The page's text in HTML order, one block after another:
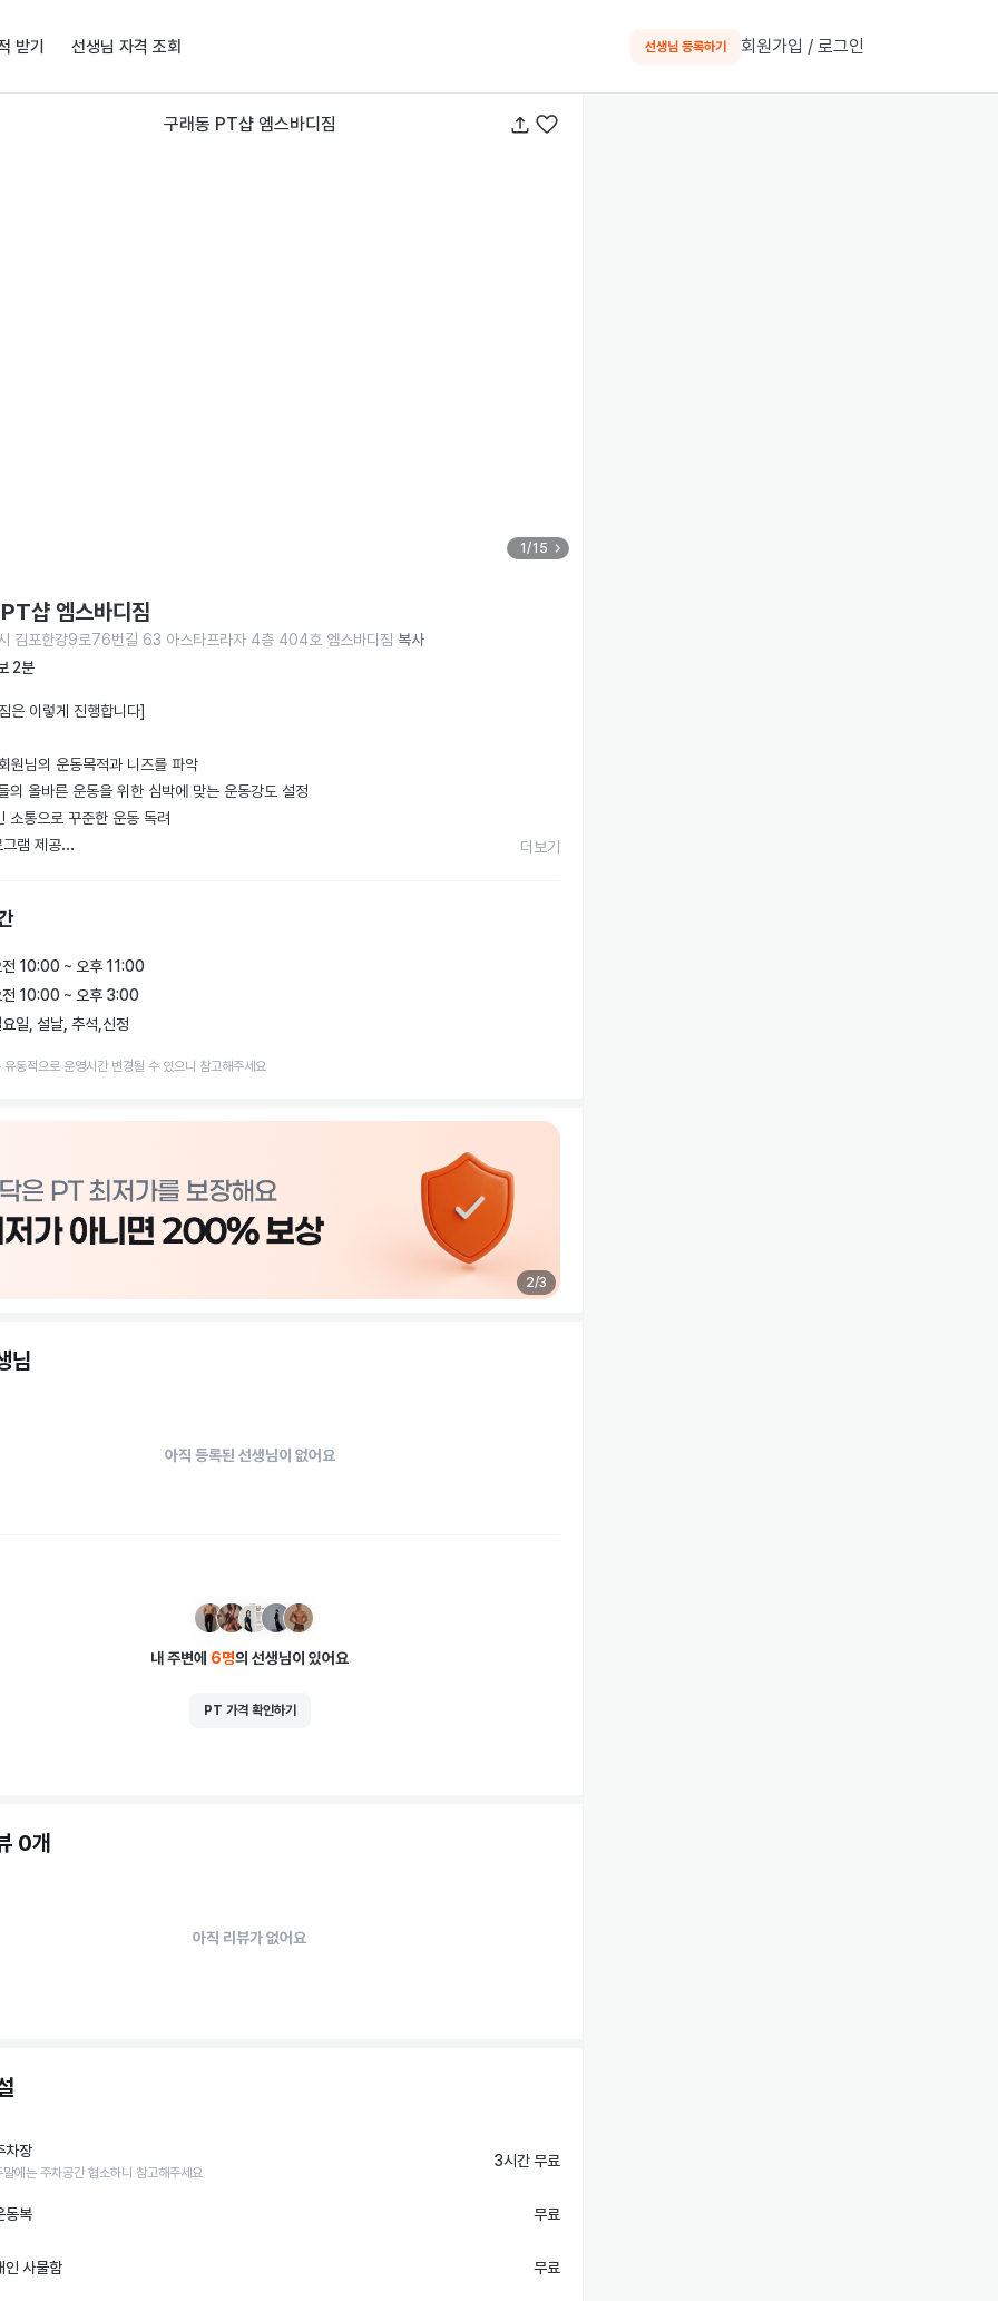
받기 선생님 자격 조회 선생님 등록하기 회원가입 / 로그인
구래동 PT샵 엠스바디짐
1/15
샵 엠스바디짐
김포한강9로76번길 63 아스타프라자 4층 404호 엠스바디짐 복사
2분
은 이렇게 진행합니다]
원님의 운동목적과 니즈를 파악
의 올바른 운동을 위한 심박에 맞는 운동강도 설정
소통으로 꾸준한 운동 독려
램 제공
를 통해 운동영상 제공
건으로
트레이닝 하는
문 엠스바디짐 피티 스튜디오 입니다.
칭에서 끝나는 것이 아닌,
습관을 바꿔드리고
어 갈 수 있도록 도와드립니다.
더보기
전 10:00 ~ 오후 11:00
전 10:00 ~ 오후 3:00
일, 설날, 추석,신정
유동적으로 운영시간 변경될 수 있으니 참고해주세요
2/3
님
아직 등록된 선생님이 없어요
내 주변에 6명의 선생님이 있어요
PT 가격 확인하기
0개
아직 리뷰가 없어요
차장
말에는 주차공간 협소하니 참고해주세요
3시간 무료
동복 무료
인 사물함 무료